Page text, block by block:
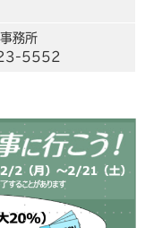
務所
5552